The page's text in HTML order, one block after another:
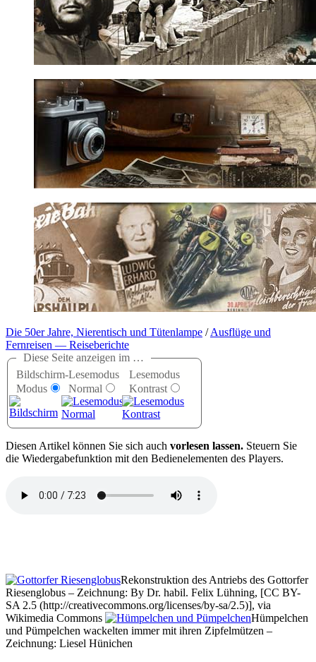
Die 50er Jahre, Nierentisch und Tütenlampe /Ausflüge und
Fernreisen — Reiseberichte
Diese Seite anzeigen im …
Bildschirm-
Modus
Lesemodus
Normal
Lesemodus
Kontrast
Diesen Artikel können Sie sich auch vorlesen lassen. Steuern Sie
die Wiedergabefunktion mit den Bedienelementen des Players.
Rekonstruktion des Antriebs des Gottorfer
Riesenglobus – Zeichnung: By Dr. habil. Felix Lühning, [CC BY-
SA 2.5 (http://creativecommons.org/licenses/by-sa/2.5)], via
Wikimedia Commons
Hümpelchen
und Pümpelchen wackelten immer mit ihren Zipfelmützen –
Zeichnung: Liesel Hünichen